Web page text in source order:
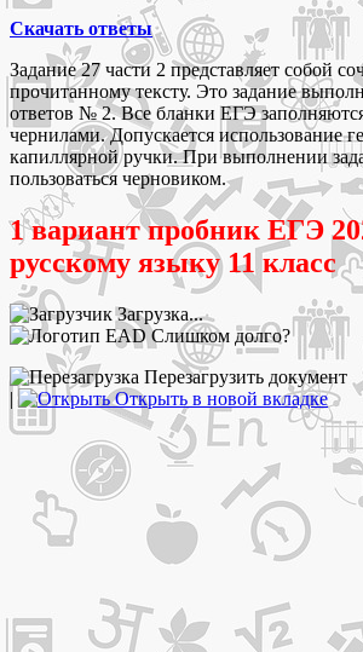
Скачать ответы
Задание 27 части 2 представляет собой
прочитанному тексту. Это задание
ответов № 2. Все бланки ЕГЭ
чернилами. Допускается использование
капиллярной ручки. При выполнении
пользоваться черновиком.
1 вариант пробник ЕГЭ
русскому языку 11 класс
Загрузка...
Слишком долго?
Перезагрузить документ
|
Открыть в новой вкладке